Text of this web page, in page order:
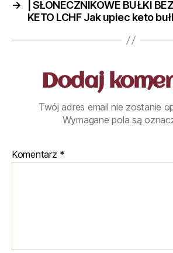
→
| SŁONECZNIKOWE BUŁKI
KETO LCHF Jak upiec keto
Dodaj
Twój adres email nie zostanie
Wymagane pola są
Komentarz *